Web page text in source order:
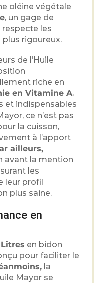
oléine végétale
, un gage de
les
rigoureux.
de l’Huile
riche en
en Vitamine A,
et indispensables
ce n’est pas
la cuisson,
à l’apport
ailleurs,
avant la mention
les
leur profil
plus saine.
en
en bidon
pour faciliter le
la
Mayor se